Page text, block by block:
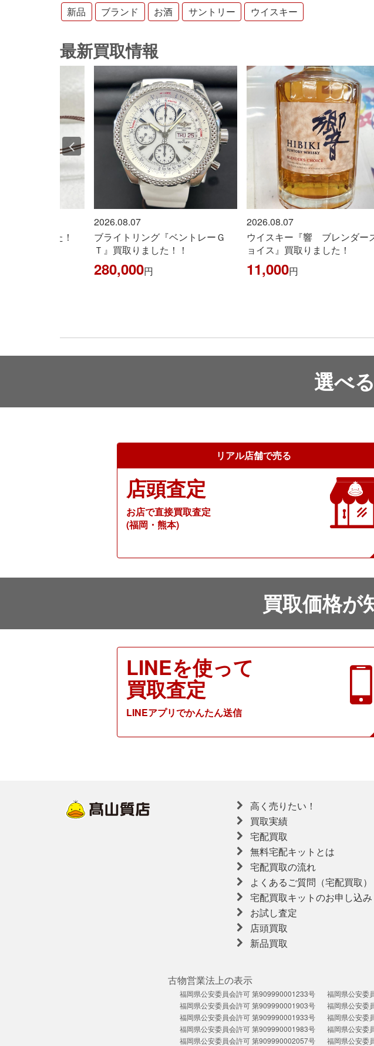
新品 ブランド お酒 サントリー ウイスキー
最新買取情報
2026.08.07
ブライトリング『ベントレーＧ
Ｔ』買取りました！！
280,000円
2026.08.07
ウイスキー『響 ブレンダーズチ
ョイス』買取りました！
11,000円
選べ
リアル店舗で売る
店頭査定
お店で直接買取査定
(福岡・熊本)
買取価格が
LINEを使って
買取査定
LINEアプリでかんたん送信
高く売りたい！
買取実績
宅配買取
無料宅配キットとは
宅配買取の流れ
よくあるご質問（宅配買取）
宅配買取キットのお申し込み
お試し査定
店頭買取
新品買取
古物営業法上の表示
福岡県公安委員会許可 第909990001233号
福岡県公安委員会許可 第909990001903号
福岡県公安委員会許可 第909990001933号
福岡県公安委員会許可 第909990001983号
福岡県公安委員会許可 第909990002057号
福岡県公安委
福岡県公安委
福岡県公安委
福岡県公安委
福岡県公安委